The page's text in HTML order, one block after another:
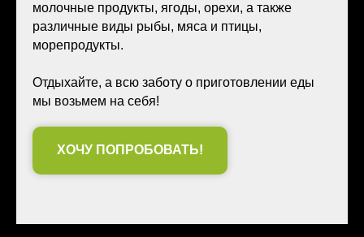
молочные продукты, ягоды, орехи, а также
различные виды рыбы, мяса и птицы,
морепродукты.
Отдыхайте, а всю заботу о приготовлении еды
мы возьмем на себя!
ХОЧУ ПОПРОБОВАТЬ!